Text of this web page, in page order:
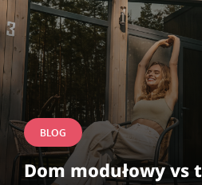
BLOG
Dom modułowy vs